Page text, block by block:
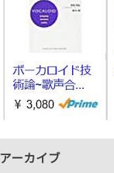
アーカイブ